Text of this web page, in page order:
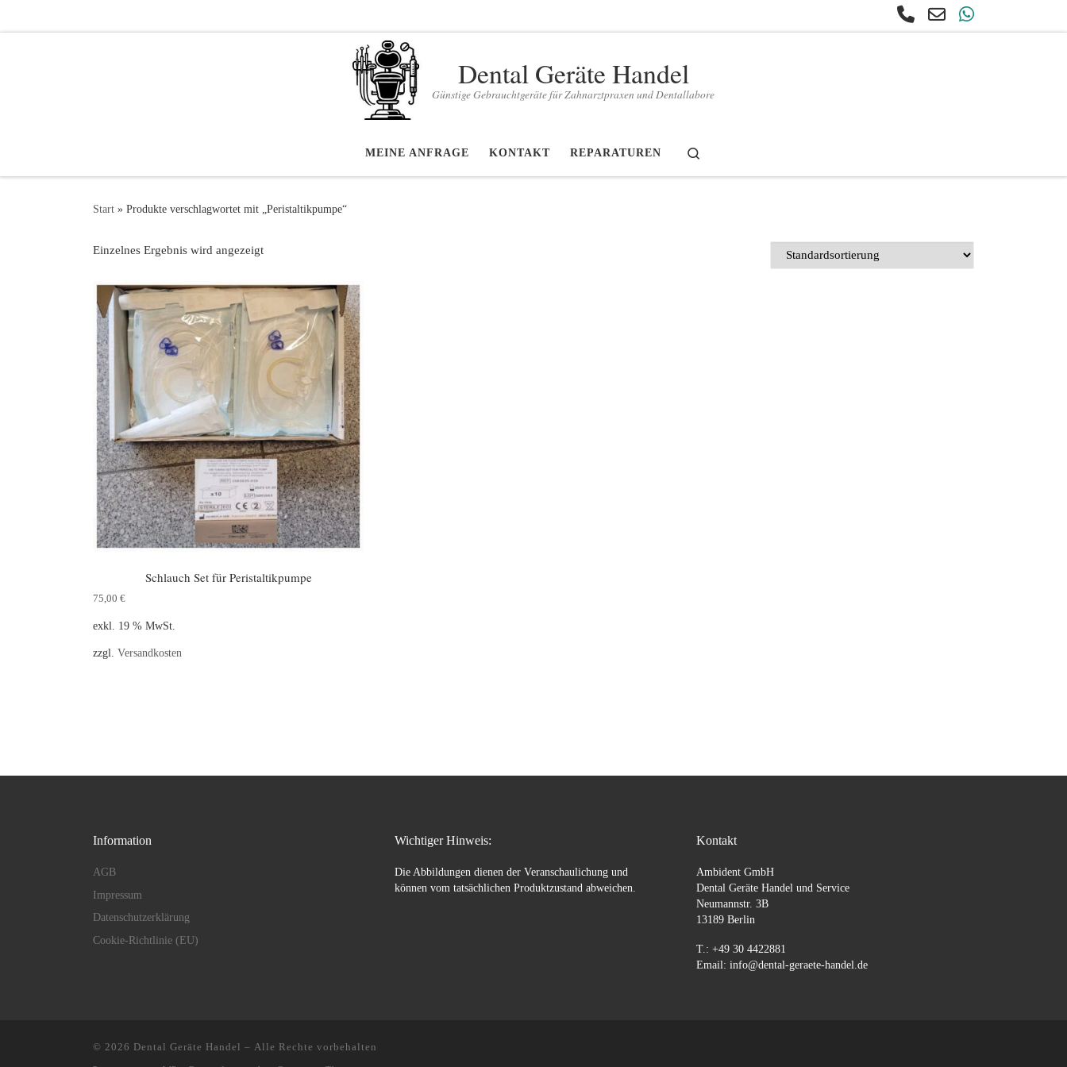
Dental Geräte Handel
Günstige Gebrauchtgeräte für Zahnarztpraxen und Dentallabore
MEINE ANFRAGE KONTAKT REPARATUREN
Start » Produkte verschlagwortet mit „Peristaltikpumpe“
Einzelnes Ergebnis wird angezeigt
Schlauch Set für Peristaltikpumpe
75,00 €
exkl. 19 % MwSt.
zzgl. Versandkosten
Information
AGB
Impressum
Datenschutzerklärung
Cookie-Richtlinie (EU)
Wichtiger Hinweis:
Die Abbildungen dienen der Veranschaulichung und
können vom tatsächlichen Produktzustand abweichen.
Kontakt
Ambident GmbH
Dental Geräte Handel und Service
Neumannstr. 3B
13189 Berlin
T.: +49 30 4422881
Email: info@dental-geraete-handel.de
© 2026 Dental Geräte Handel – Alle Rechte vorbehalten